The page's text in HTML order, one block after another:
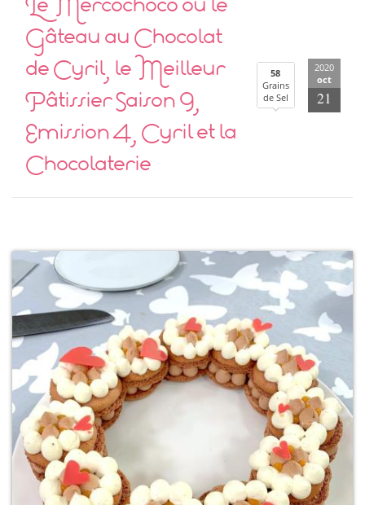
Le Mercochoco ou le
Gâteau au Chocolat
de Cyril, le Meilleur
Pâtissier Saison 9,
Emission 4, Cyril et la
Chocolaterie
58
Grains
de Sel
2020
oct
21